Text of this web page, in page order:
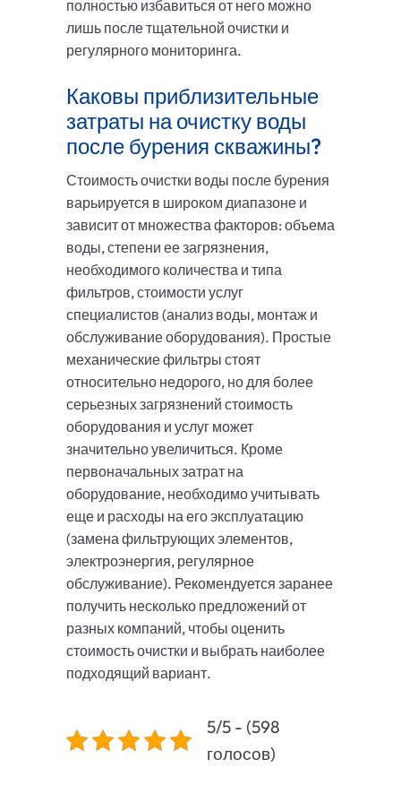
полностью избавиться от него можно
лишь после тщательной очистки и
регулярного мониторинга.
Каковы приблизительные
затраты на очистку воды
после бурения скважины?
Стоимость очистки воды после бурения
варьируется в широком диапазоне и
зависит от множества факторов: объема
воды, степени ее загрязнения,
необходимого количества и типа
фильтров, стоимости услуг
специалистов (анализ воды, монтаж и
обслуживание оборудования). Простые
механические фильтры стоят
относительно недорого, но для более
серьезных загрязнений стоимость
оборудования и услуг может
значительно увеличиться. Кроме
первоначальных затрат на
оборудование, необходимо учитывать
еще и расходы на его эксплуатацию
(замена фильтрующих элементов,
электроэнергия, регулярное
обслуживание). Рекомендуется заранее
получить несколько предложений от
разных компаний, чтобы оценить
стоимость очистки и выбрать наиболее
подходящий вариант.
5/5 - (598
голосов)